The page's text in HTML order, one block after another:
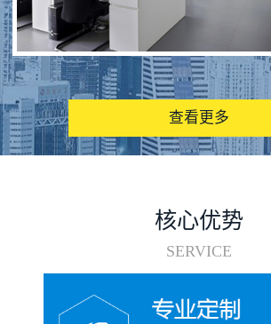
图书馆RFID电子标签管理系统
查看更多
核心优势
SERVICE